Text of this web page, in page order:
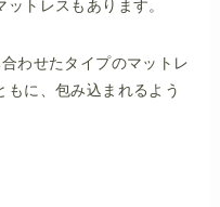
トレスもあります。
わせたタイプのマットレ
もに、包み込まれるよう